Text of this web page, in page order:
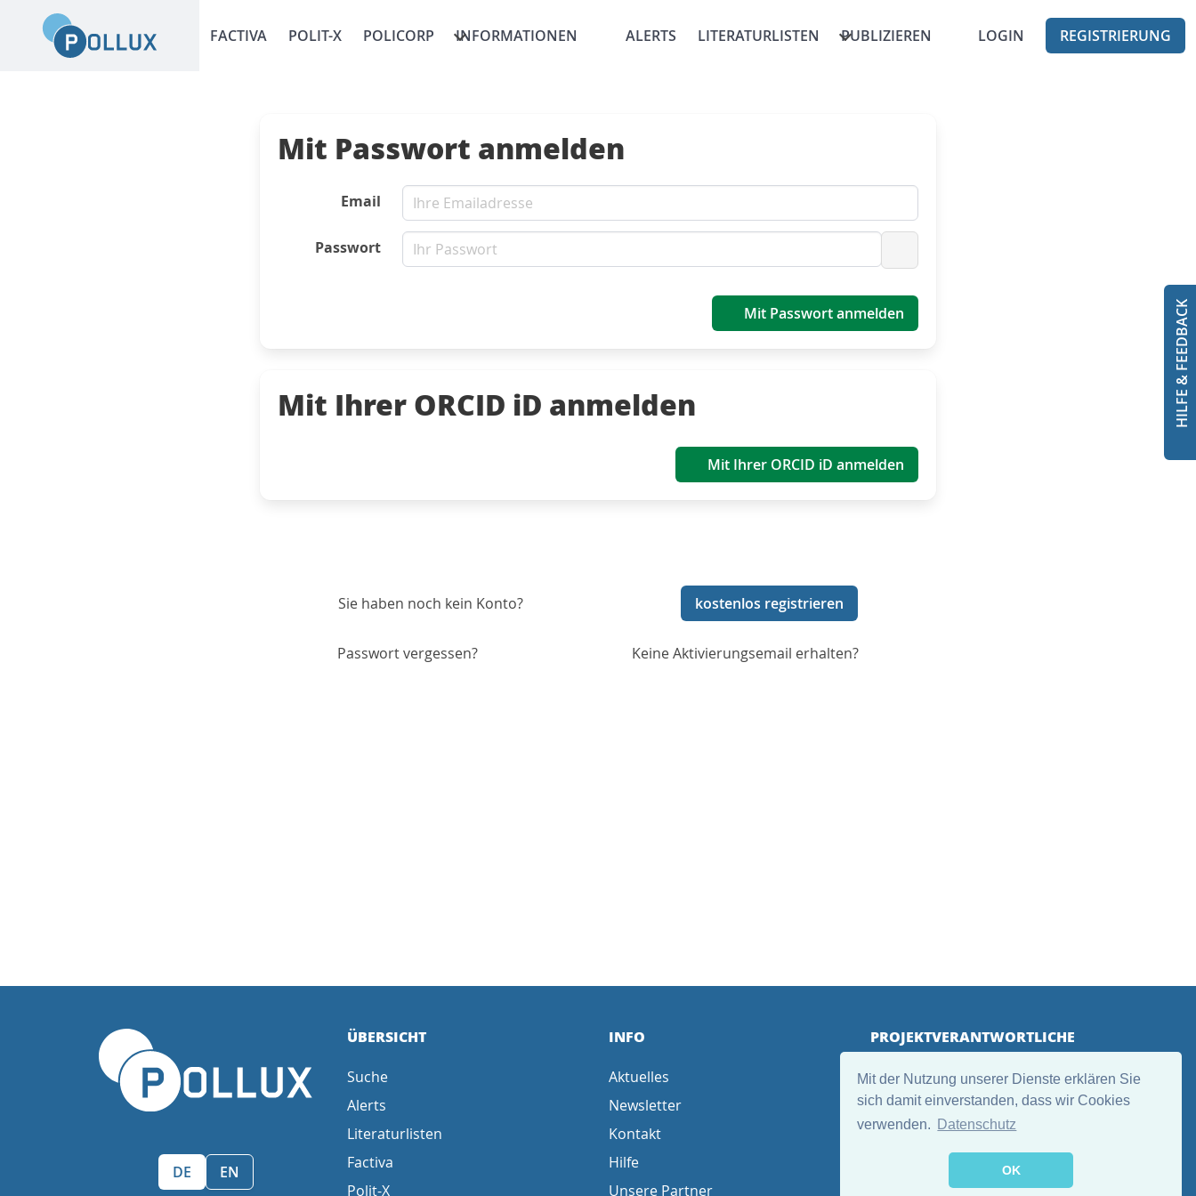
Mit der Nutzung unserer Dienste erklären Sie
sich damit einverstanden, dass wir Cookies
verwenden.
Datenschutz
OK
FACTIVA POLIT-X POLICORP INFORMATIONEN ALERTS LITERATURLISTEN PUBLIZIEREN LOGIN REGISTRIERUNG
HILFE & FEEDBACK
Mit Passwort anmelden
Email
Passwort
Passwort anzeigen
Mit Passwort anmelden
Mit Ihrer ORCID iD anmelden
Mit Ihrer ORCID iD anmelden
Sie haben noch kein Konto? kostenlos registrieren
Passwort vergessen? Keine Aktivierungsemail erhalten?
Sprache wählen/Select language
DE EN
ÜBERSICHT
Suche
Alerts
Literaturlisten
Factiva
Polit-X
INFO
Aktuelles
Newsletter
Kontakt
Hilfe
Unsere Partner
PROJEKTVERANTWORTLICHE